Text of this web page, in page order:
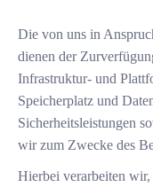
Die von uns in
dienen der
Infrastruktur- und
Speicherplatz und
Sicherheitsleistungen
wir zum Zwecke des
Hierbei verarbeiten